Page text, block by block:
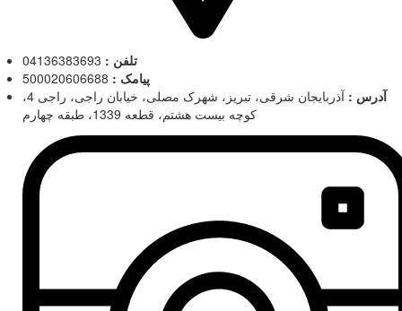
تلفن :
پیامک :
آدرس :
آذربایجان شرقی، تبریز، شهرک مصلی، خیابان راجی، راجی 4،
کوچه بیست هشتم، قطعه 1339، طبقه چهارم